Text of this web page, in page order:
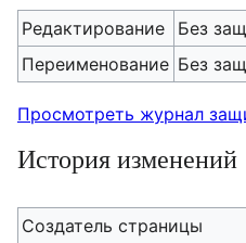
Редактирование
Без
Переименование Без
Просмотреть журнал
История изменений
Создатель страницы